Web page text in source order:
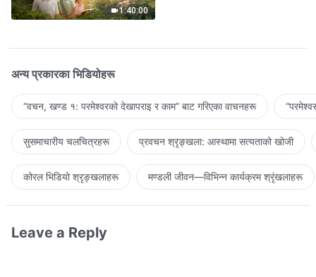
1:40:00
अन्य प्रकारका भिडियोहरू
“वचन, खण्ड १: परमेश्‍वरको देखापराइ र काम” बाट गरिएका वाचनहरू
सुसमाचारीय चलचित्रहरू प्रवचन श्रृङ्खला: आस्थामा सत्यताको खोजी
कोरल भिडियो श्रृङ्खलाहरू मण्डली जीवन—विभिन्‍न कार्यक्रम श्रृंखलाहरू
Leave a Reply